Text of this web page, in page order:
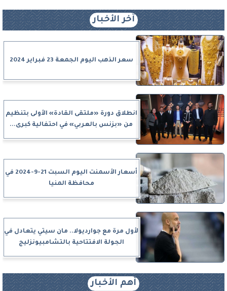
آخر الأخبار
سعر الذهب اليوم الجمعة 23 فبراير 2024
انطلاق دورة «ملتقى القادة» الأولى بتنظيم
من «بزنس بالعربي» في احتفالية كبرى...
أسعار الأسمنت اليوم السبت 21-9-2024 في
محافظة المنيا
لأول مرة مع جوارديولا.. مان سيتي يتعادل في
الجولة الافتتاحية بالتشامبيونزليج
أهم الأخبار